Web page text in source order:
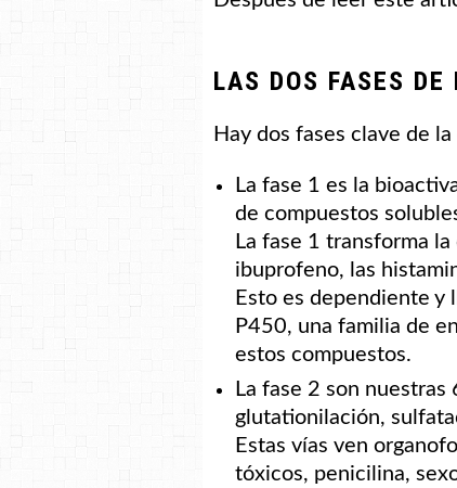
LAS DOS FASES
Hay dos fases clave de
La fase 1 es la
de compuestos
La fase 1 transforma
ibuprofeno, las
Esto es dependiente y
P450, una familia de
estos compuestos.
La fase 2 son
glutationilación,
Estas vías ven
tóxicos, penicilina,